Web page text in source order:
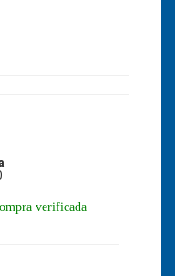
verificada